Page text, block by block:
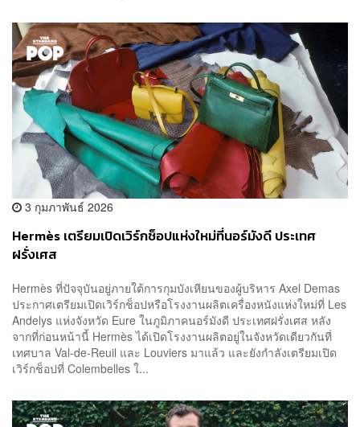
3 กุมภาพันธ์ 2026
Hermès เตรียมเปิดเวิร์กช็อปแห่งใหม่ที่นอร์มังดี ประเทศ
ฝรั่งเศส
Hermès ที่ปัจจุบันอยู่ภายใต้การกุมบังเหียนของผู้บริหาร Axel Demas
ประกาศเตรียมเปิดเวิร์กช็อปหรือโรงงานผลิตเครื่องหนังแห่งใหม่ที่ Les
Andelys แห่งจังหวัด Eure ในภูมิภาคนอร์มังดี ประเทศฝรั่งเศส หลัง
จากที่ก่อนหน้านี้ Hermès ได้เปิดโรงงานผลิตอยู่ในจังหวัดเดียวกันที่
เทศบาล Val-de-Reuil และ Louviers มาแล้ว และยังกำลังเตรียมเปิด
เวิร์กช็อปที่ Colembelles ใ...